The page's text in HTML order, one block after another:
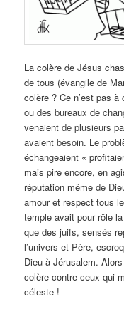
La colère de Jésus
de tous (évangile de
colère ? Ce n’est pas
ou des bureaux de
venaient de plusieurs
avaient besoin. Le
échangeaient «
mais pire encore, en
réputation même de
amour et respect tous
temple avait pour rôle
que des juifs, sensés
l’univers et Père,
Dieu à Jérusalem.
colère contre ceux qui
céleste !